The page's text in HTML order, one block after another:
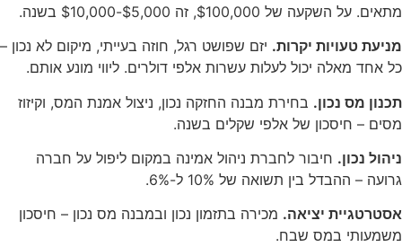
מתאים. על השקעה של $100,000, זה $5,000-$10,000 בשנה.
מניעת טעויות יקרות. יזם שפושט רגל, חוזה בעייתי, מיקום לא נכון –
כל אחד מאלה יכול לעלות עשרות אלפי דולרים. ליווי מונע אותם.
תכנון מס נכון. בחירת מבנה החזקה נכון, ניצול אמנת המס, וקיזוז
מסים – חיסכון של אלפי שקלים בשנה.
ניהול נכון. חיבור לחברת ניהול אמינה במקום ליפול על חברה
גרועה – ההבדל בין תשואה של 10% ל-6%.
אסטרטגיית יציאה. מכירה בתזמון נכון ובמבנה מס נכון – חיסכון
משמעותי במס שבח.